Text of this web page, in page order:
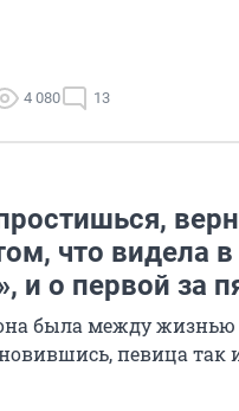
4 080 13
что видела
и о первой за
была между
певица так